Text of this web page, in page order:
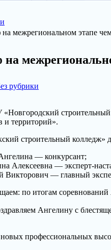
межрегиональном этапе
рубрики
и территорий».
строительный колледж»
— конкурсант;
Алексеевна —
Викторович — главный
по итогам соревнований
Ангелину с
профессиональных